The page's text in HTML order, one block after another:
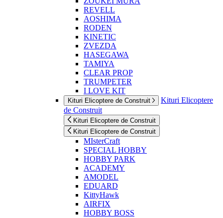
REVELL
AOSHIMA
RODEN
KINETIC
ZVEZDA
HASEGAWA
TAMIYA
CLEAR PROP
TRUMPETER
I LOVE KIT
Kituri Elicoptere de Construit
Kituri Elicoptere
de Construit
Kituri Elicoptere de Construit
Kituri Elicoptere de Construit
MIsterCraft
SPECIAL HOBBY
HOBBY PARK
ACADEMY
AMODEL
EDUARD
KittyHawk
AIRFIX
HOBBY BOSS